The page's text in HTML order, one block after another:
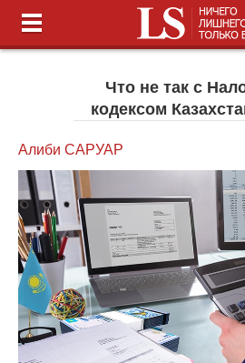
Что не так с
кодексом
Алиби САРУАР